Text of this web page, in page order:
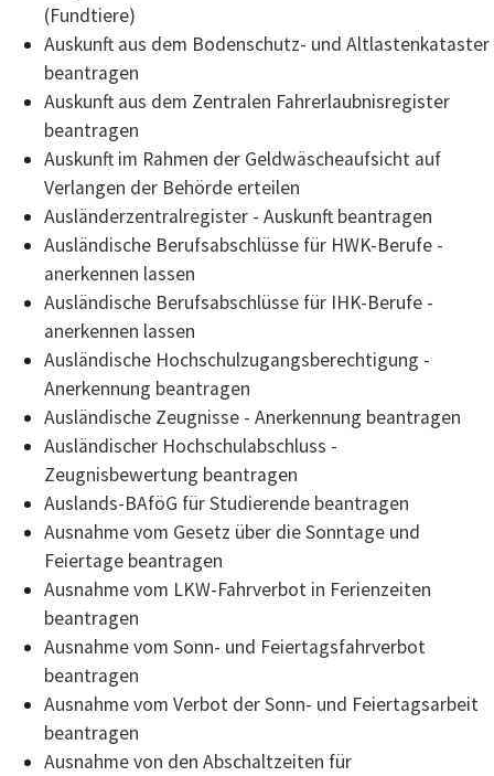
(Fundtiere)
Auskunft aus dem Bodenschutz- und Altlastenkataster
beantragen
Auskunft aus dem Zentralen Fahrerlaubnisregister
beantragen
Auskunft im Rahmen der Geldwäscheaufsicht auf
Verlangen der Behörde erteilen
Ausländerzentralregister - Auskunft beantragen
Ausländische Berufsabschlüsse für HWK-Berufe -
anerkennen lassen
Ausländische Berufsabschlüsse für IHK-Berufe -
anerkennen lassen
Ausländische Hochschulzugangsberechtigung -
Anerkennung beantragen
Ausländische Zeugnisse - Anerkennung beantragen
Ausländischer Hochschulabschluss -
Zeugnisbewertung beantragen
Auslands-BAföG für Studierende beantragen
Ausnahme vom Gesetz über die Sonntage und
Feiertage beantragen
Ausnahme vom LKW-Fahrverbot in Ferienzeiten
beantragen
Ausnahme vom Sonn- und Feiertagsfahrverbot
beantragen
Ausnahme vom Verbot der Sonn- und Feiertagsarbeit
beantragen
Ausnahme von den Abschaltzeiten für